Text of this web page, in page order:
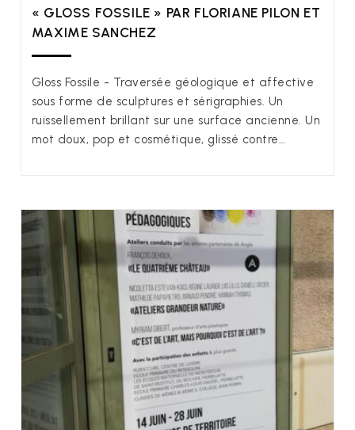
« GLOSS FOSSILE » PAR FLORIANE PILON ET
MAXIME SANCHEZ
Gloss Fossile - Traversée géologique et affective
sous forme de sculptures et sérigraphies. Un
ruissellement brillant sur une surface ancienne. Un
mot doux, pop et cosmétique, glissé contre…